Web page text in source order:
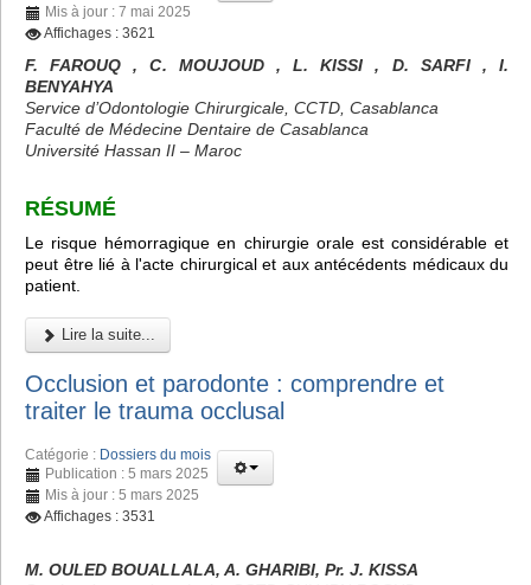
Mis à jour : 7 mai 2025
Affichages : 3621
F. FAROUQ , C. MOUJOUD , L. KISSI , D. SARFI , I.
BENYAHYA
Service d’Odontologie Chirurgicale, CCTD, Casablanca
Faculté de Médecine Dentaire de Casablanca
Université Hassan II – Maroc
RÉSUMÉ
Le risque hémorragique en chirurgie orale est considérable et
peut être lié à l'acte chirurgical et aux antécédents médicaux du
patient.
Lire la suite...
Occlusion et parodonte : comprendre et
traiter le trauma occlusal
Catégorie : Dossiers du mois
Publication : 5 mars 2025
Mis à jour : 5 mars 2025
Affichages : 3531
M. OULED BOUALLALA, A. GHARIBI, Pr. J. KISSA